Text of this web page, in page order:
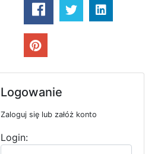
Logowanie
Zaloguj się lub załóż konto
Login: